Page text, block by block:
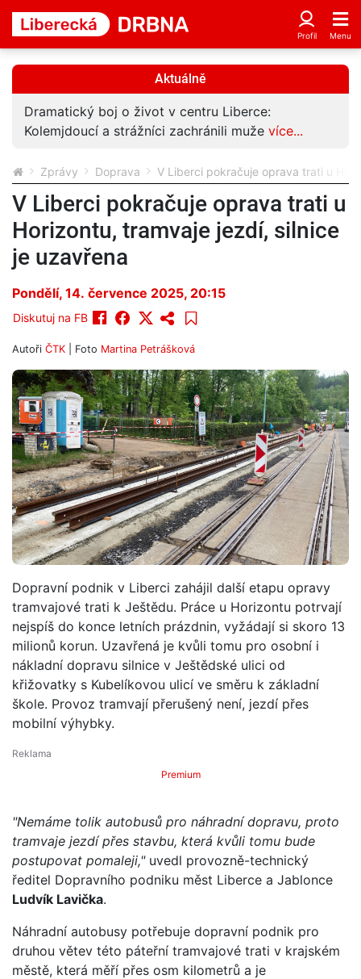
Aktuálně
Dramatický boj o život v centru Liberce:
Kolemjdoucí a strážníci zachránili muže více...
Zprávy Doprava V Liberci pokračuje oprava trati u
V Liberci pokračuje oprava trati u
Horizontu, tramvaje jezdí, silnice
je uzavřena
Pondělí, 14. července 2025, 20:15
Diskutuj na FB
Autoři ČTK | Foto Martina Petrášková
Dopravní podnik v Liberci zahájil další etapu opravy
tramvajové trati k Ještědu. Práce u Horizontu potrvají
nejspíš do konce letních prázdnin, vyžádají si skoro 13
milionů korun. Uzavřená je kvůli tomu pro osobní i
nákladní dopravu silnice v Ještědské ulici od
křižovatky s Kubelíkovou ulicí ve směru k základní
škole. Provoz tramvají přerušený není, jezdí přes
mobilní výhybky.
Premium
"Nemáme tolik autobusů pro náhradní dopravu, proto
tramvaje jezdí přes stavbu, která kvůli tomu bude
postupovat pomaleji,"uvedl provozně-technický
ředitel Dopravního podniku měst Liberce a Jablonce
Ludvík Lavička.
Náhradní autobusy potřebuje dopravní podnik pro
druhou větev této páteřní tramvajové trati v krajském
městě, která měří přes osm kilometrů a je